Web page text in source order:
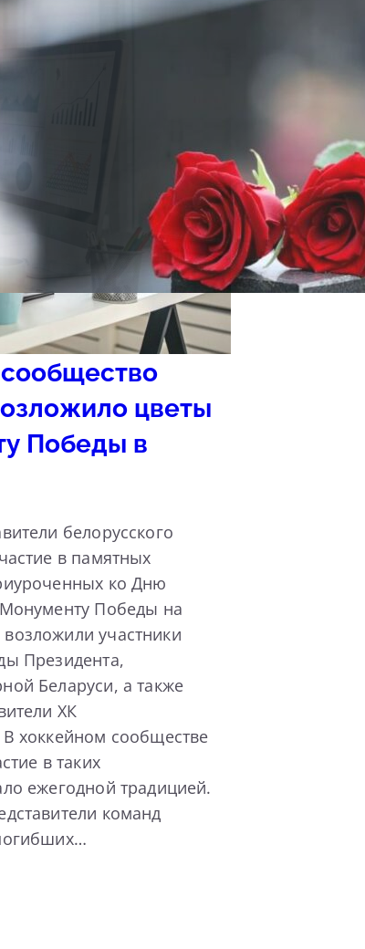
цветы
Победы в
белорусского
в памятных
ко Дню
Победы на
участники
Президента,
Беларуси, а также
ХК
хоккейном сообществе
в таких
ежегодной традицией.
команд